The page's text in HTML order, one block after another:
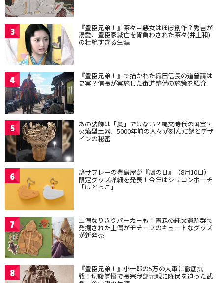
3 『豊臣兄弟！』茶々＝悪女はほぼ創作？秀吉が
溺愛、豊臣家滅亡を背負わされた茶々(井上和)
の壮絶すぎる生涯
4 『豊臣兄弟！』で描かれた織田信長の道普請は
史実？信長が実施した街道整備の施策を紹介
5 あの装飾は「炎」ではない？縄文時代の国宝・
火焔型土器、5000年前の人々が刻んだ謎とデザ
インの秘密
6 鳩サブレーの豊島屋が『鳩の日』（8月10日）
限定グッズ詳細を発表！今年はシリコンポーチ
「はとっこ」
7 土偶なりきりパーカーも！青森の縄文遺跡群で
発掘された土偶がモチーフのキュートなグッズ
が新発売
8 『豊臣兄弟！』小一郎の5万の大軍に徹底抗
戦！切腹覚悟で長宗我部元親に降伏を迫った武